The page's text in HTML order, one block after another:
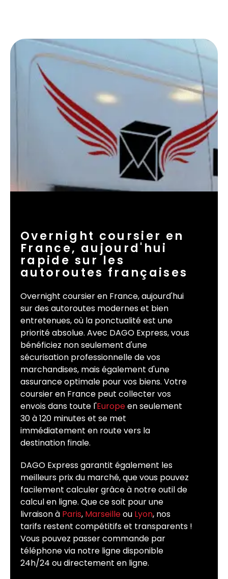
Overnight coursier en
France, aujourd'hui
rapide sur les
autoroutes françaises
Overnight coursier en France, aujourd'hui
sur des autoroutes modernes et bien
entretenues, où la ponctualité est une
priorité absolue. Avec DAGO Express, vous
bénéficiez non seulement d'une
sécurisation professionnelle de vos
marchandises, mais également d'une
assurance optimale pour vos biens. Votre
coursier en France peut collecter vos
envois dans toute l'Europeen seulement
30 à 120 minutes et se met
immédiatement en route vers la
destination finale.
DAGO Express garantit également les
meilleurs prix du marché, que vous pouvez
facilement calculer grâce à notre outil de
calcul en ligne. Que ce soit pour une
livraison à Paris, Marseilleou Lyon, nos
tarifs restent compétitifs et transparents !
Vous pouvez passer commande par
téléphone via notre ligne disponible
24h/24 ou directement en ligne.